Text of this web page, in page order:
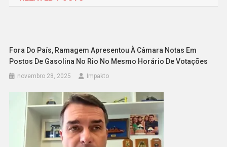
Post
Fora Do País, Ramagem Apresentou À Câmara Notas Em
Postos De Gasolina No Rio No Mesmo Horário De Votações
novembro 28, 2025 Impakto